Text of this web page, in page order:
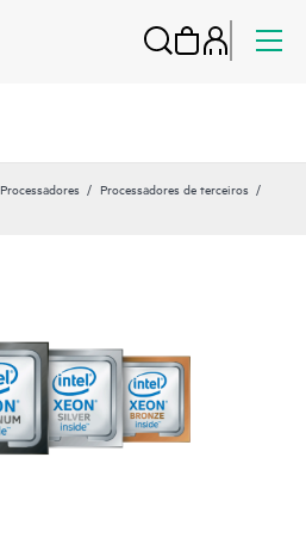
Processadores
Processadores de terceiros